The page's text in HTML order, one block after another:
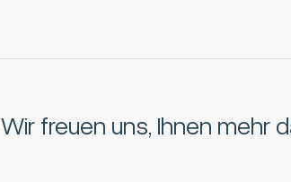
Wir freuen uns, Ihnen mehr